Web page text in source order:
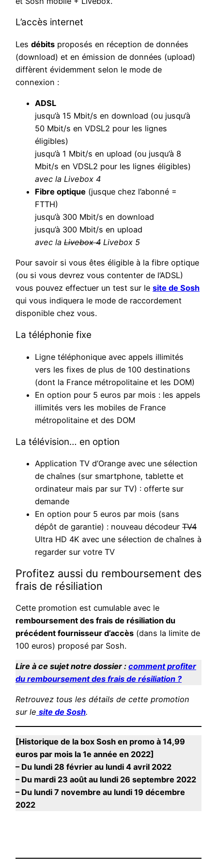
L’accès internet
Les débits proposés en réception de données
(download) et en émission de données (upload)
diffèrent évidemment selon le mode de
connexion :
ADSL
jusqu’à 15 Mbit/s en download (ou jusqu’à
50 Mbit/s en VDSL2 pour les lignes
éligibles)
jusqu’à 1 Mbit/s en upload (ou jusqu’à 8
Mbit/s en VDSL2 pour les lignes éligibles)
avec la Livebox 4
Fibre optique (jusque chez l’abonné =
FTTH)
jusqu’à 300 Mbit/s en download
jusqu’à 300 Mbit/s en upload
avec la Livebox 4 Livebox 5
Pour savoir si vous êtes éligible à la fibre optique
(ou si vous devrez vous contenter de l’ADSL)
vous pouvez effectuer un test sur le site de Sosh
qui vous indiquera le mode de raccordement
disponible chez vous.
La téléphonie fixe
Ligne téléphonique avec appels illimités
vers les fixes de plus de 100 destinations
(dont la France métropolitaine et les DOM)
En option pour 5 euros par mois : les appels
illimités vers les mobiles de France
métropolitaine et des DOM
La télévision… en option
Application TV d’Orange avec une sélection
de chaînes (sur smartphone, tablette et
ordinateur mais par sur TV) : offerte sur
demande
En option pour 5 euros par mois (sans
dépôt de garantie) : nouveau décodeur TV4
Ultra HD 4K avec une sélection de chaînes à
regarder sur votre TV
Profitez aussi du remboursement des
frais de résiliation
Cette promotion est cumulable avec le
remboursement des frais de résiliation du
précédent fournisseur d’accès (dans la limite de
100 euros) proposé par Sosh.
Lire à ce sujet notre dossier : comment profiter
du remboursement des frais de résiliation ?
Retrouvez tous les détails de cette promotion
sur le site de Sosh.
[Historique de la box Sosh en promo à 14,99
euros par mois la 1e année en 2022]
– Du lundi 28 février au lundi 4 avril 2022
– Du mardi 23 août au lundi 26 septembre 2022
– Du lundi 7 novembre au lundi 19 décembre
2022